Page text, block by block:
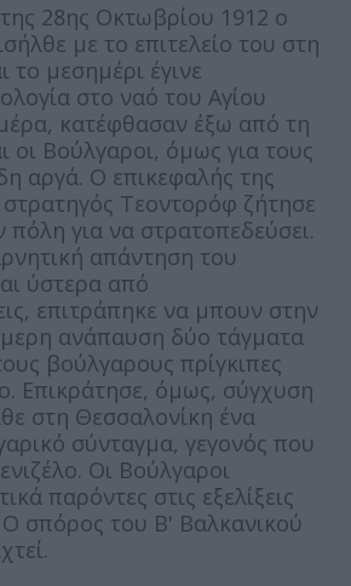
28ης Οκτωβρίου 1912 ο
με το επιτελείο του στη
το μεσημέρι έγινε
στο ναό του Αγίου
κατέφθασαν έξω από τη
οι Βούλγαροι, όμως για τους
αργά. Ο επικεφαλής της
Τεοντορόφ ζήτησε
πόλη για να στρατοπεδεύσει.
απάντηση του
ύστερα από
επιτράπηκε να μπουν στην
ανάπαυση δύο τάγματα
βούλγαρους πρίγκιπες
Επικράτησε, όμως, σύγχυση
στη Θεσσαλονίκη ένα
σύνταγμα, γεγονός που
Οι Βούλγαροι
παρόντες στις εξελίξεις
σπόρος του Β' Βαλκανικού